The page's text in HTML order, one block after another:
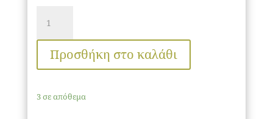
TRIBECA
01321
Μοντέρνο
Φωτιστικό
Προσθήκη στο καλάθι
3 σε απόθεμα